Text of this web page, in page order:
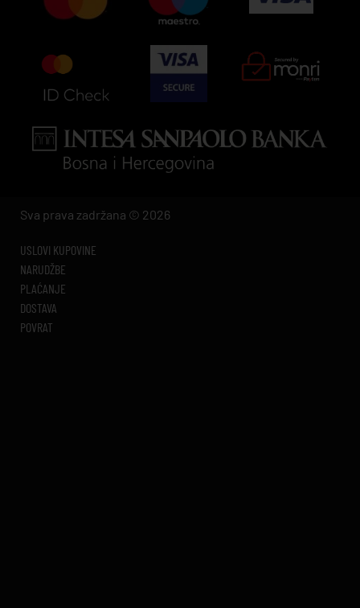
Sva prava zadržana © 2026
USLOVI KUPOVINE
NARUDŽBE
PLAĆANJE
DOSTAVA
POVRAT